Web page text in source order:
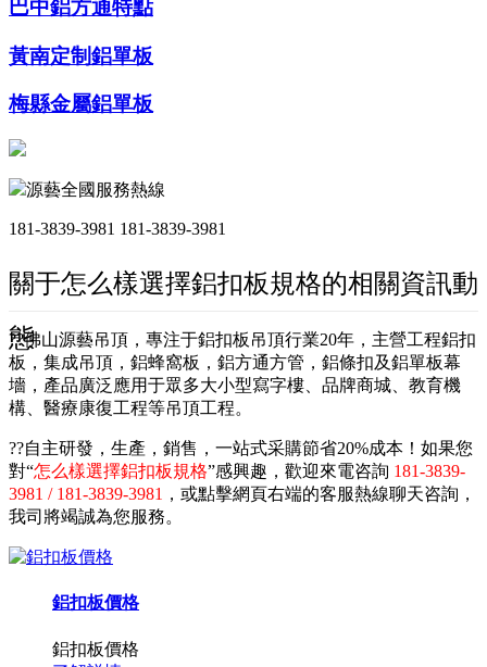
巴中鋁方通特點
黃南定制鋁單板
梅縣金屬鋁單板
源藝全國服務熱線
181-3839-3981 181-3839-3981
關于怎么樣選擇鋁扣板規格的相關資訊動
態
??佛山源藝吊頂，專注于鋁扣板吊頂行業20年，主營工程鋁扣
板，集成吊頂，鋁蜂窩板，鋁方通方管，鋁條扣及鋁單板幕
墻，產品廣泛應用于眾多大小型寫字樓、品牌商城、教育機
構、醫療康復工程等吊頂工程。
??自主研發，生產，銷售，一站式采購節省20%成本！如果您
對“怎么樣選擇鋁扣板規格”感興趣，歡迎來電咨詢 181-3839-
3981 / 181-3839-3981 ，或點擊網頁右端的客服熱線聊天咨詢，
我司將竭誠為您服務。
鋁扣板價格
鋁扣板價格